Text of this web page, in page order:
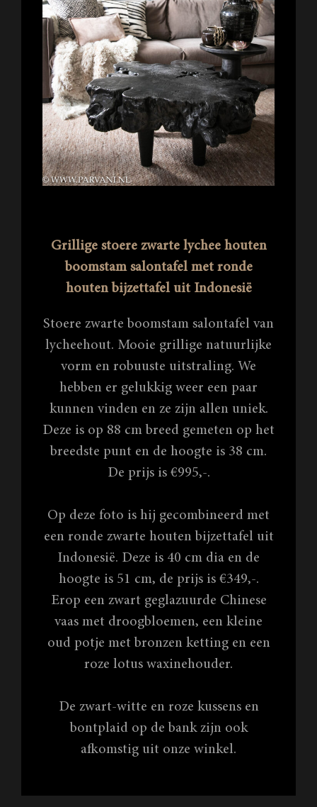
Grillige stoere zwarte lychee houten
boomstam salontafel met ronde
houten bijzettafel uit Indonesië
Stoere zwarte boomstam salontafel van
lycheehout. Mooie grillige natuurlijke
vorm en robuuste uitstraling. We
hebben er gelukkig weer een paar
kunnen vinden en ze zijn allen uniek.
Deze is op 88 cm breed gemeten op het
breedste punt en de hoogte is 38 cm.
De prijs is €995,-.
Op deze foto is hij gecombineerd met
een ronde zwarte houten bijzettafel uit
Indonesië. Deze is 40 cm dia en de
hoogte is 51 cm, de prijs is €349,-.
Erop een zwart geglazuurde Chinese
vaas met droogbloemen, een kleine
oud potje met bronzen ketting en een
roze lotus waxinehouder.
De zwart-witte en roze kussens en
bontplaid op de bank zijn ook
afkomstig uit onze winkel.